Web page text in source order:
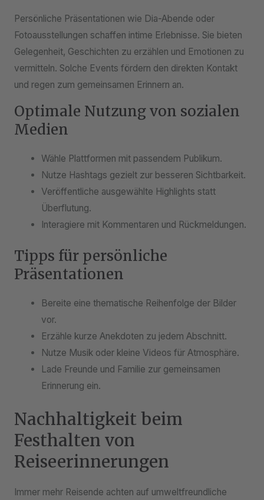
Persönliche Präsentationen wie Dia-Abende oder
Fotoausstellungen schaffen intime Erlebnisse. Sie bieten
Gelegenheit, Geschichten zu erzählen und Emotionen zu
vermitteln. Solche Events fördern den direkten Kontakt
und regen zum gemeinsamen Erinnern an.
Optimale Nutzung von sozialen
Medien
Wähle Plattformen mit passendem Publikum.
Nutze Hashtags gezielt zur besseren Sichtbarkeit.
Veröffentliche ausgewählte Highlights statt
Überflutung.
Interagiere mit Kommentaren und Rückmeldungen.
Tipps für persönliche
Präsentationen
Bereite eine thematische Reihenfolge der Bilder
vor.
Erzähle kurze Anekdoten zu jedem Abschnitt.
Nutze Musik oder kleine Videos für Atmosphäre.
Lade Freunde und Familie zur gemeinsamen
Erinnerung ein.
Nachhaltigkeit beim
Festhalten von
Reiseerinnerungen
Immer mehr Reisende achten auf umweltfreundliche